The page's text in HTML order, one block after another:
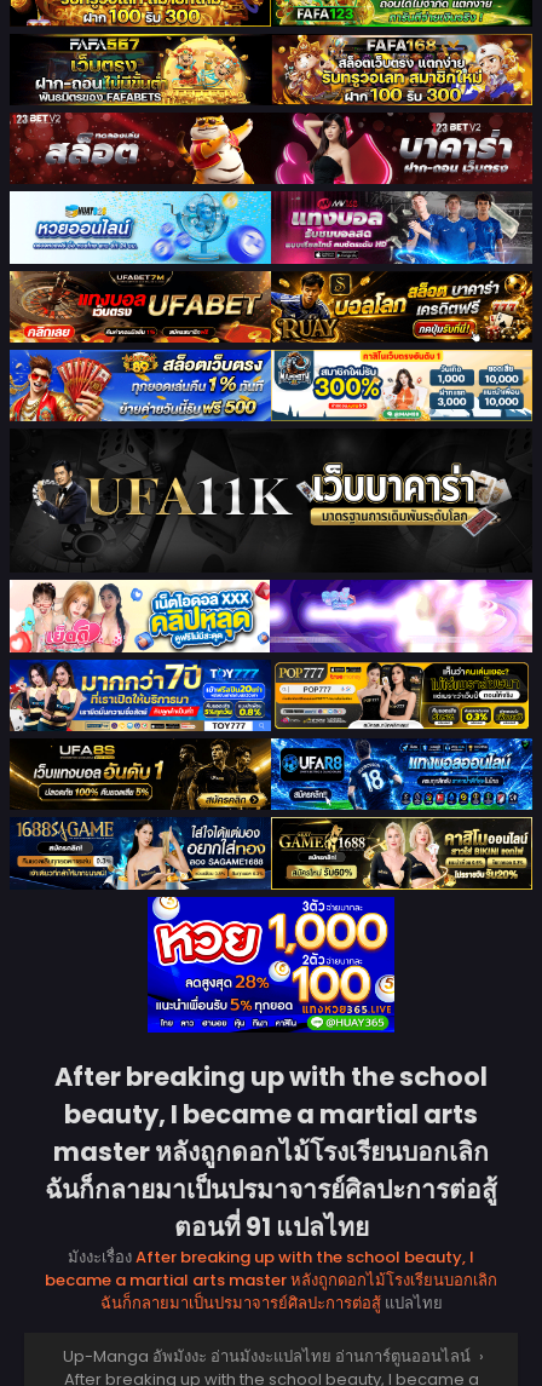
After breaking up with the school
beauty, I became a martial arts
master หลังถูกดอกไม้โรงเรียนบอกเลิก
ฉันก็กลายมาเป็นปรมาจารย์ศิลปะการต่อสู้
ตอนที่ 91 แปลไทย
มังงะเรื่องAfter breaking up with the school beauty, I
became a martial arts master หลังถูกดอกไม้โรงเรียนบอกเลิก
ฉันก็กลายมาเป็นปรมาจารย์ศิลปะการต่อสู้แปลไทย
Up-Manga อัพมังงะ อ่านมังงะแปลไทย อ่านการ์ตูนออนไลน์ ›
After breaking up with the school beauty, I became a